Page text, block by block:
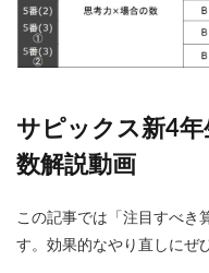
サピックス新4
数解説動画
この記事では「注目すべき
す。効果的なやり直しにぜ